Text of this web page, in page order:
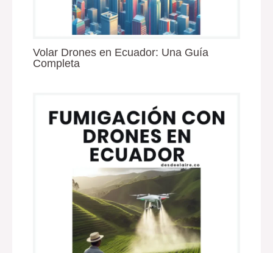
Volar Drones en Ecuador: Una Guía
Completa